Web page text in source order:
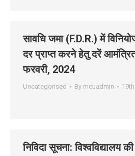
सावधि जमा (F.D.R.) में
दर प्राप्त करने हेतु दरें
फरवरी, 2024
Uncategorised By mcuadmin
निविदा सूचना: विश्‍वविद्यालय